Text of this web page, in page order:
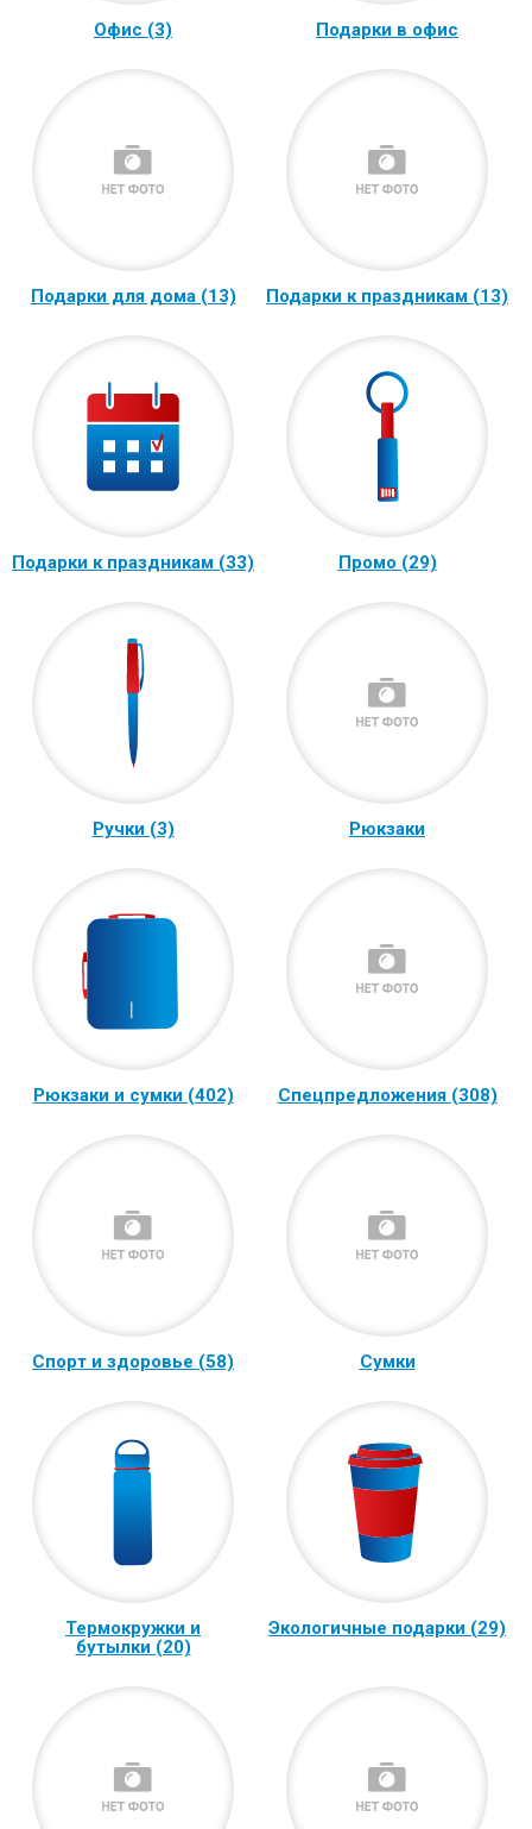
Офис (3) Подарки в офис
Подарки для дома (13) Подарки к праздникам (13)
Подарки к праздникам (33) Промо (29)
Ручки (3) Рюкзаки
Рюкзаки и сумки (402) Спецпредложения (308)
Спорт и здоровье (58) Сумки
Термокружки и
бутылки (20)
Экологичные подарки (29)